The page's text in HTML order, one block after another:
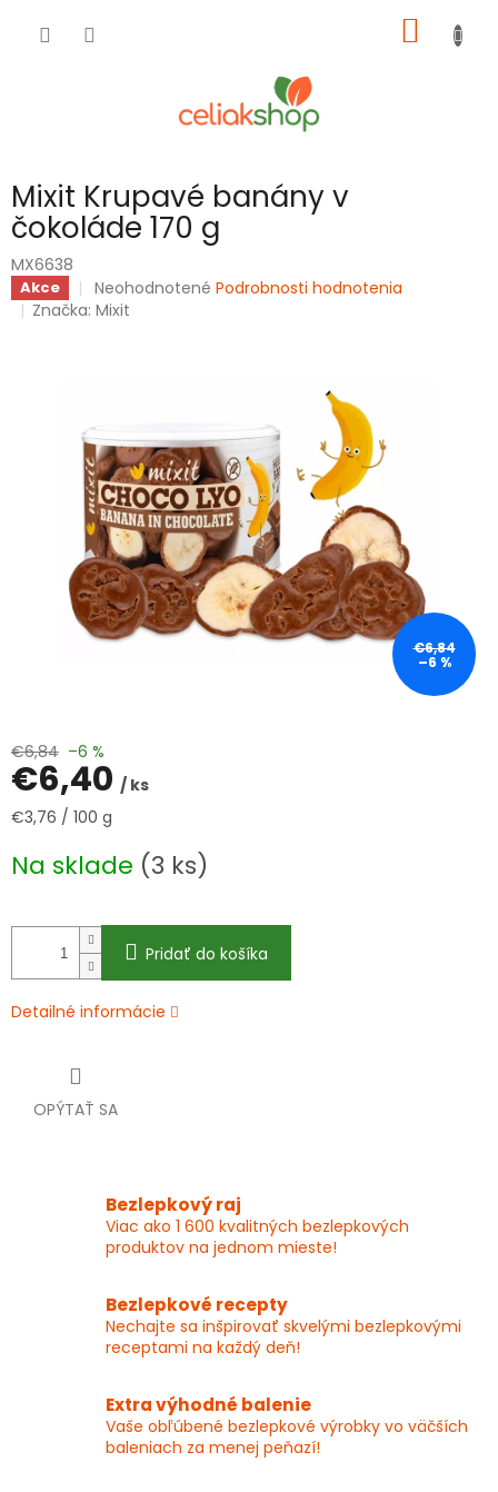
KOŠÍK
Mixit Krupavé banány v
čokoláde 170 g
MX6638
Akce
Priemerné
hodnotenie
hviezdičiek.
Neohodnotené Podrobnosti hodnotenia
Značka:Mixit
€6,84
–6 %
€6,84 –6 %
€6,40 / ks
Jednotková
€3,76 / 100 g
Na sklade (3 ks)
Pridať do košíka
Detailné informácie
OPÝTAŤ SA
Bezlepkový raj
Viac ako 1 600 kvalitných bezlepkových
produktov na jednom mieste!
Bezlepkové recepty
Nechajte sa inšpirovať skvelými bezlepkovými
receptami na každý deň!
Extra výhodné balenie
Vaše obľúbené bezlepkové výrobky vo väčších
baleniach za menej peňazí!